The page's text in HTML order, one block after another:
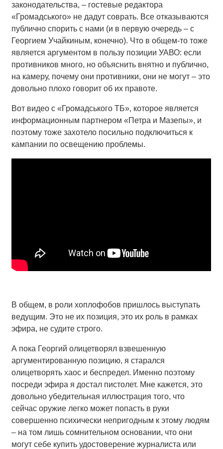
законодательства, – гостевые редактора
«Громадського» не дадут соврать. Все отказываются
публично спорить с нами (и в первую очередь – с
Георгием Учайкиным, конечно). Что в общем-то тоже
является аргументом в пользу позиции УАВО: если
противников много, но объяснить внятно и публично,
на камеру, почему они противники, они не могут – это
довольно плохо говорит об их правоте.
Вот видео с «Громадського ТБ», которое является
информационным партнером «Петра и Мазепы», и
поэтому тоже захотело посильно подключиться к
кампании по освещению проблемы.
В общем, в роли хоплофобов пришлось выступать
ведущим. Это не их позиция, это их роль в рамках
эфира, не судите строго.
А пока Георгий олицетворял взвешенную
аргументированную позицию, я старался
олицетворять хаос и беспредел. Именно поэтому
посреди эфира я достал пистолет. Мне кажется, это
довольно убедительная иллюстрация того, что
сейчас оружие легко может попасть в руки
совершенно психически непригодным к этому людям
– на том лишь сомнительном основании, что они
могут себе купить удостоверение журналиста или